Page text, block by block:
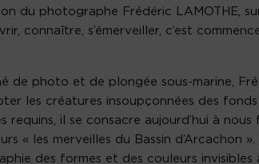
du photographe Frédéric LAMOTHE,
connaître, s’émerveiller, c’est
de photo et de plongée sous-marine,
les créatures insoupçonnées des
requins, il se consacre aujourd’hui à
« les merveilles du Bassin d’Arcachon
des formes et des couleurs